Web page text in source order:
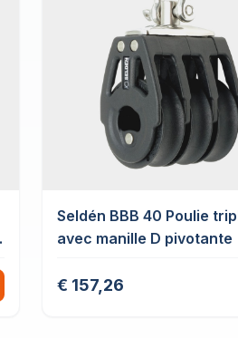
Seldén BBB 40 Poulie
avec manille D pivotante
€ 157,26